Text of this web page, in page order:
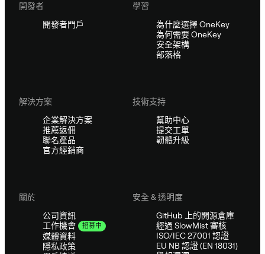
開發者
開發者門戶
學習
為什麼選擇 OneKey
為何需要 OneKey
安全架構
部落格
解決方案
企業解決方案
推薦返佣
聯名產品
官方經銷商
技術支持
幫助中心
提交工單
韌體升級
關於
公司資訊
工作機會
招募中
媒體資料
隱私政策
安全 & 透明度
GitHub 上的開源倉庫
經過 SlowMist 審核
ISO/IEC 27001 認證
EU NB 認證 (EN 18031)